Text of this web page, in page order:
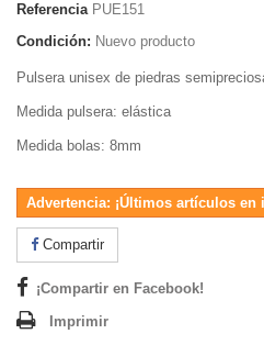
Referencia PUE151
Condición: Nuevo producto
Pulsera unisex de piedras
Medida pulsera: elástica
Medida bolas: 8mm
Advertencia: ¡Últimos artículos en
Compartir
¡Compartir en Facebook!
Imprimir